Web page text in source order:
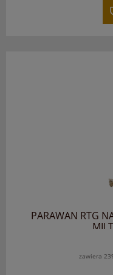
PARAWAN RTG
zawiera